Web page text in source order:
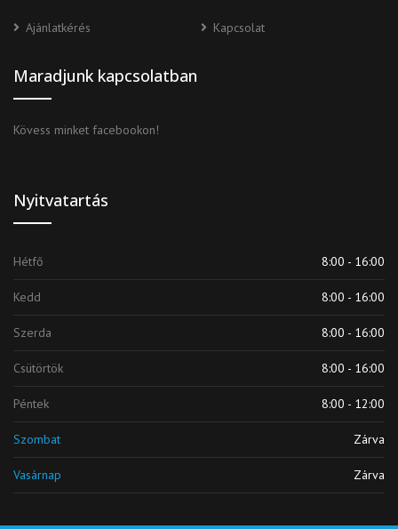
Ajánlatkérés Kapcsolat
Maradjunk kapcsolatban
Kövess minket facebookon!
Nyitvatartás
Hétfő 8:00 - 16:00
Kedd 8:00 - 16:00
Szerda 8:00 - 16:00
Csütörtök 8:00 - 16:00
Péntek 8:00 - 12:00
Szombat Zárva
Vasárnap Zárva